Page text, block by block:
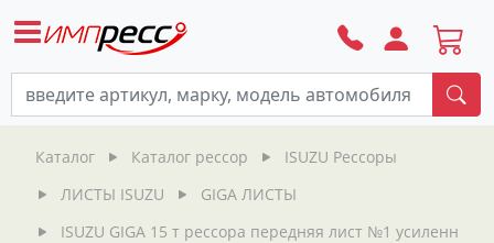
Каталог Каталог рессор
ISUZU Рессоры
ЛИСТЫ ISUZU
GIGA ЛИСТЫ
ISUZU GIGA 15 т рессора передняя лист №1